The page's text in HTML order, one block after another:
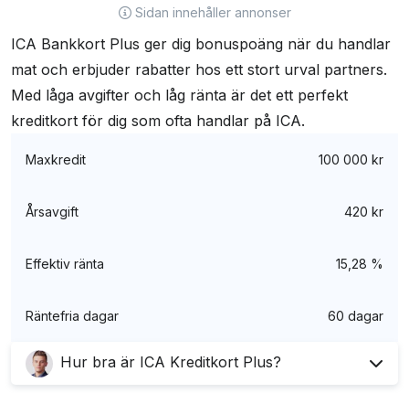
Sidan innehåller annonser
ICA Bankkort Plus ger dig bonuspoäng när du handlar
mat och erbjuder rabatter hos ett stort urval partners.
Med låga avgifter och låg ränta är det ett perfekt
kreditkort för dig som ofta handlar på ICA.
Maxkredit 100 000 kr
Årsavgift 420 kr
Effektiv ränta 15,28 %
Räntefria dagar 60 dagar
Hur bra är ICA Kreditkort Plus?